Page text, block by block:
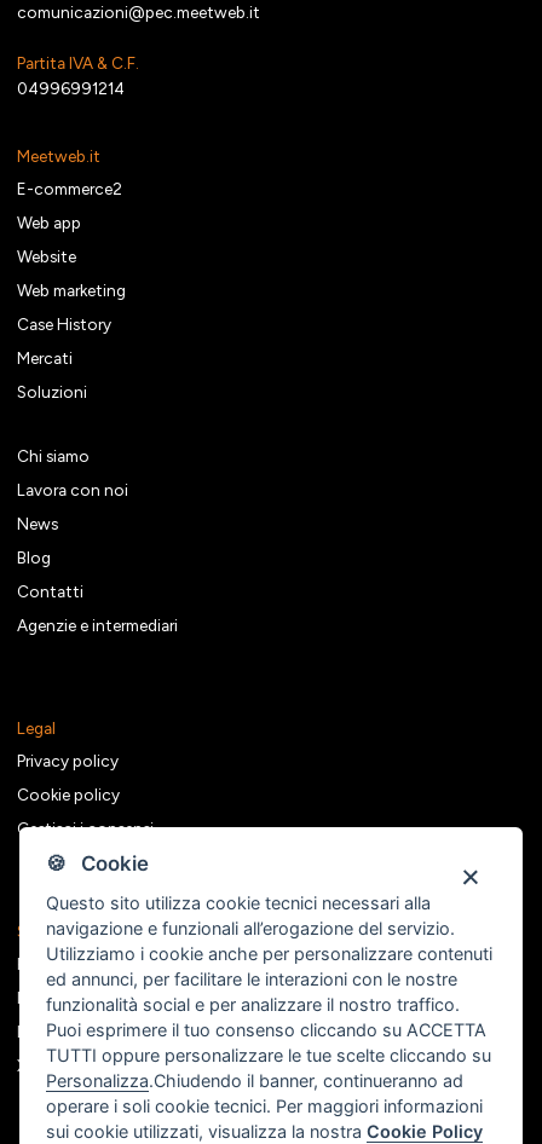
🍪 Cookie
Questo sito utilizza cookie tecnici necessari alla
navigazione e funzionali all’erogazione del servizio.
Utilizziamo i cookie anche per personalizzare contenuti
ed annunci, per facilitare le interazioni con le nostre
funzionalità social e per analizzare il nostro traffico.
Puoi esprimere il tuo consenso cliccando su ACCETTA
TUTTI oppure personalizzare le tue scelte cliccando su
Personalizza.Chiudendo il banner, continueranno ad
operare i soli cookie tecnici. Per maggiori informazioni
sui cookie utilizzati, visualizza la nostraCookie Policy
comunicazioni@pec.meetweb.it
Partita IVA & C.F.
04996991214
Meetweb.it
E-commerce2
Web app
Website
Web marketing
Case History
Mercati
Soluzioni
Chi siamo
Lavora con noi
News
Blog
Contatti
Agenzie e intermediari
Legal
Privacy policy
Cookie policy
Gestisci i consensi
Seguici sui social
Facebook
Instagram
Linkedin
X